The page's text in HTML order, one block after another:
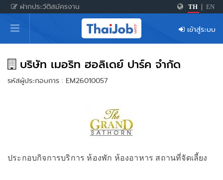
ฝากประวัติสมัครงาน TH EN
หน้าหลัก
ผู้สมัครงาน: เข้าสู่ระบบ
ฝากประวัติสมัครงาน
เกร็ดความรู้
สำหรับผู้ประกอบการ
เข้าสู่ระบบ
บริษัท เมอริท ฮอลิเดย์ ปาร์ค จำกัด
รหัสผู้ประกอบการ : EM26010057
ประกอบกิจการบริการ ห้องพัก ห้องอาหาร สถานที่จัดเลี้ยง